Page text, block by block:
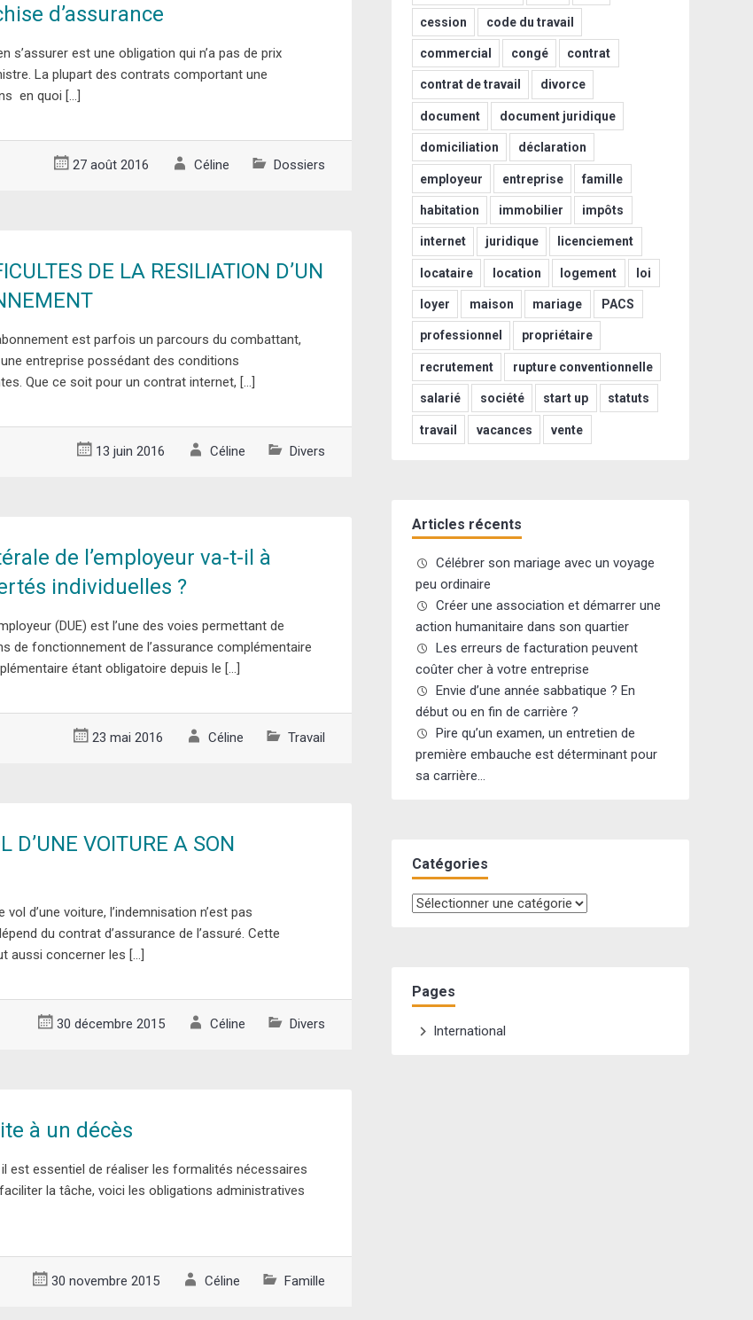
d’assurance
s’assurer est une obligation qui n’a pas de prix
La plupart des contrats comportant une
en quoi […]
27 août 2016 Céline Dossiers
DE LA RESILIATION D’UN
est parfois un parcours du combattant,
entreprise possédant des conditions
Que ce soit pour un contrat internet, […]
13 juin 2016 Céline Divers
de l’employeur va-t-il à
individuelles ?
(DUE) est l’une des voies permettant de
de fonctionnement de l’assurance complémentaire
étant obligatoire depuis le […]
23 mai 2016 Céline Travail
D’UNE VOITURE A SON
d’une voiture, l’indemnisation n’est pas
du contrat d’assurance de l’assuré. Cette
aussi concerner les […]
30 décembre 2015 Céline Divers
à un décès
est essentiel de réaliser les formalités nécessaires
la tâche, voici les obligations administratives
30 novembre 2015 Céline Famille
cession code du travail
commercial congé contrat
contrat de travail divorce
document document juridique
domiciliation déclaration
employeur entreprise famille
habitation immobilier impôts
internet juridique licenciement
locataire location logement loi
loyer maison mariage PACS
professionnel propriétaire
recrutement rupture conventionnelle
salarié société start up statuts
travail vacances vente
Articles récents
Célébrer son mariage avec un voyage
peu ordinaire
Créer une association et démarrer une
action humanitaire dans son quartier
Les erreurs de facturation peuvent
coûter cher à votre entreprise
Envie d’une année sabbatique ? En
début ou en fin de carrière ?
Pire qu’un examen, un entretien de
première embauche est déterminant pour
sa carrière…
Catégories
Catégories
Pages
International